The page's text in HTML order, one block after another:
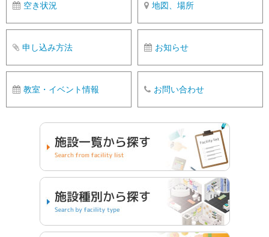
空き状況 地図、場所
申し込み方法 お知らせ
教室・イベント情報 お問い合わせ